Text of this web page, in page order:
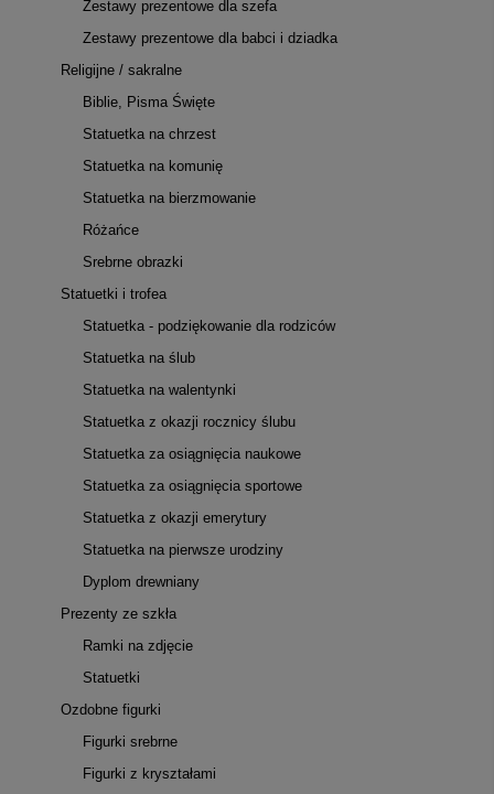
Zestawy prezentowe dla szefa
Zestawy prezentowe dla babci i dziadka
Religijne / sakralne
Biblie, Pisma Święte
Statuetka na chrzest
Statuetka na komunię
Statuetka na bierzmowanie
Różańce
Srebrne obrazki
Statuetki i trofea
Statuetka - podziękowanie dla rodziców
Statuetka na ślub
Statuetka na walentynki
Statuetka z okazji rocznicy ślubu
Statuetka za osiągnięcia naukowe
Statuetka za osiągnięcia sportowe
Statuetka z okazji emerytury
Statuetka na pierwsze urodziny
Dyplom drewniany
Prezenty ze szkła
Ramki na zdjęcie
Statuetki
Ozdobne figurki
Figurki srebrne
Figurki z kryształami